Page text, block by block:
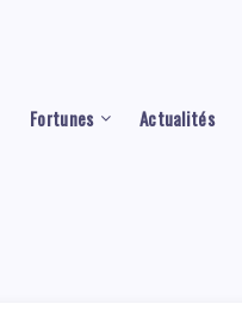
Fortunes Actualités